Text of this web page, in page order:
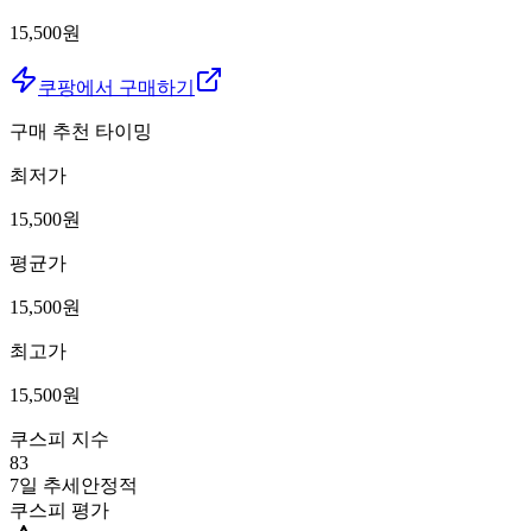
15,500원
쿠팡에서 구매하기
구매 추천 타이밍
최저가
15,500원
평균가
15,500원
최고가
15,500원
쿠스피 지수
83
7일 추세 안정적
쿠스피 평가